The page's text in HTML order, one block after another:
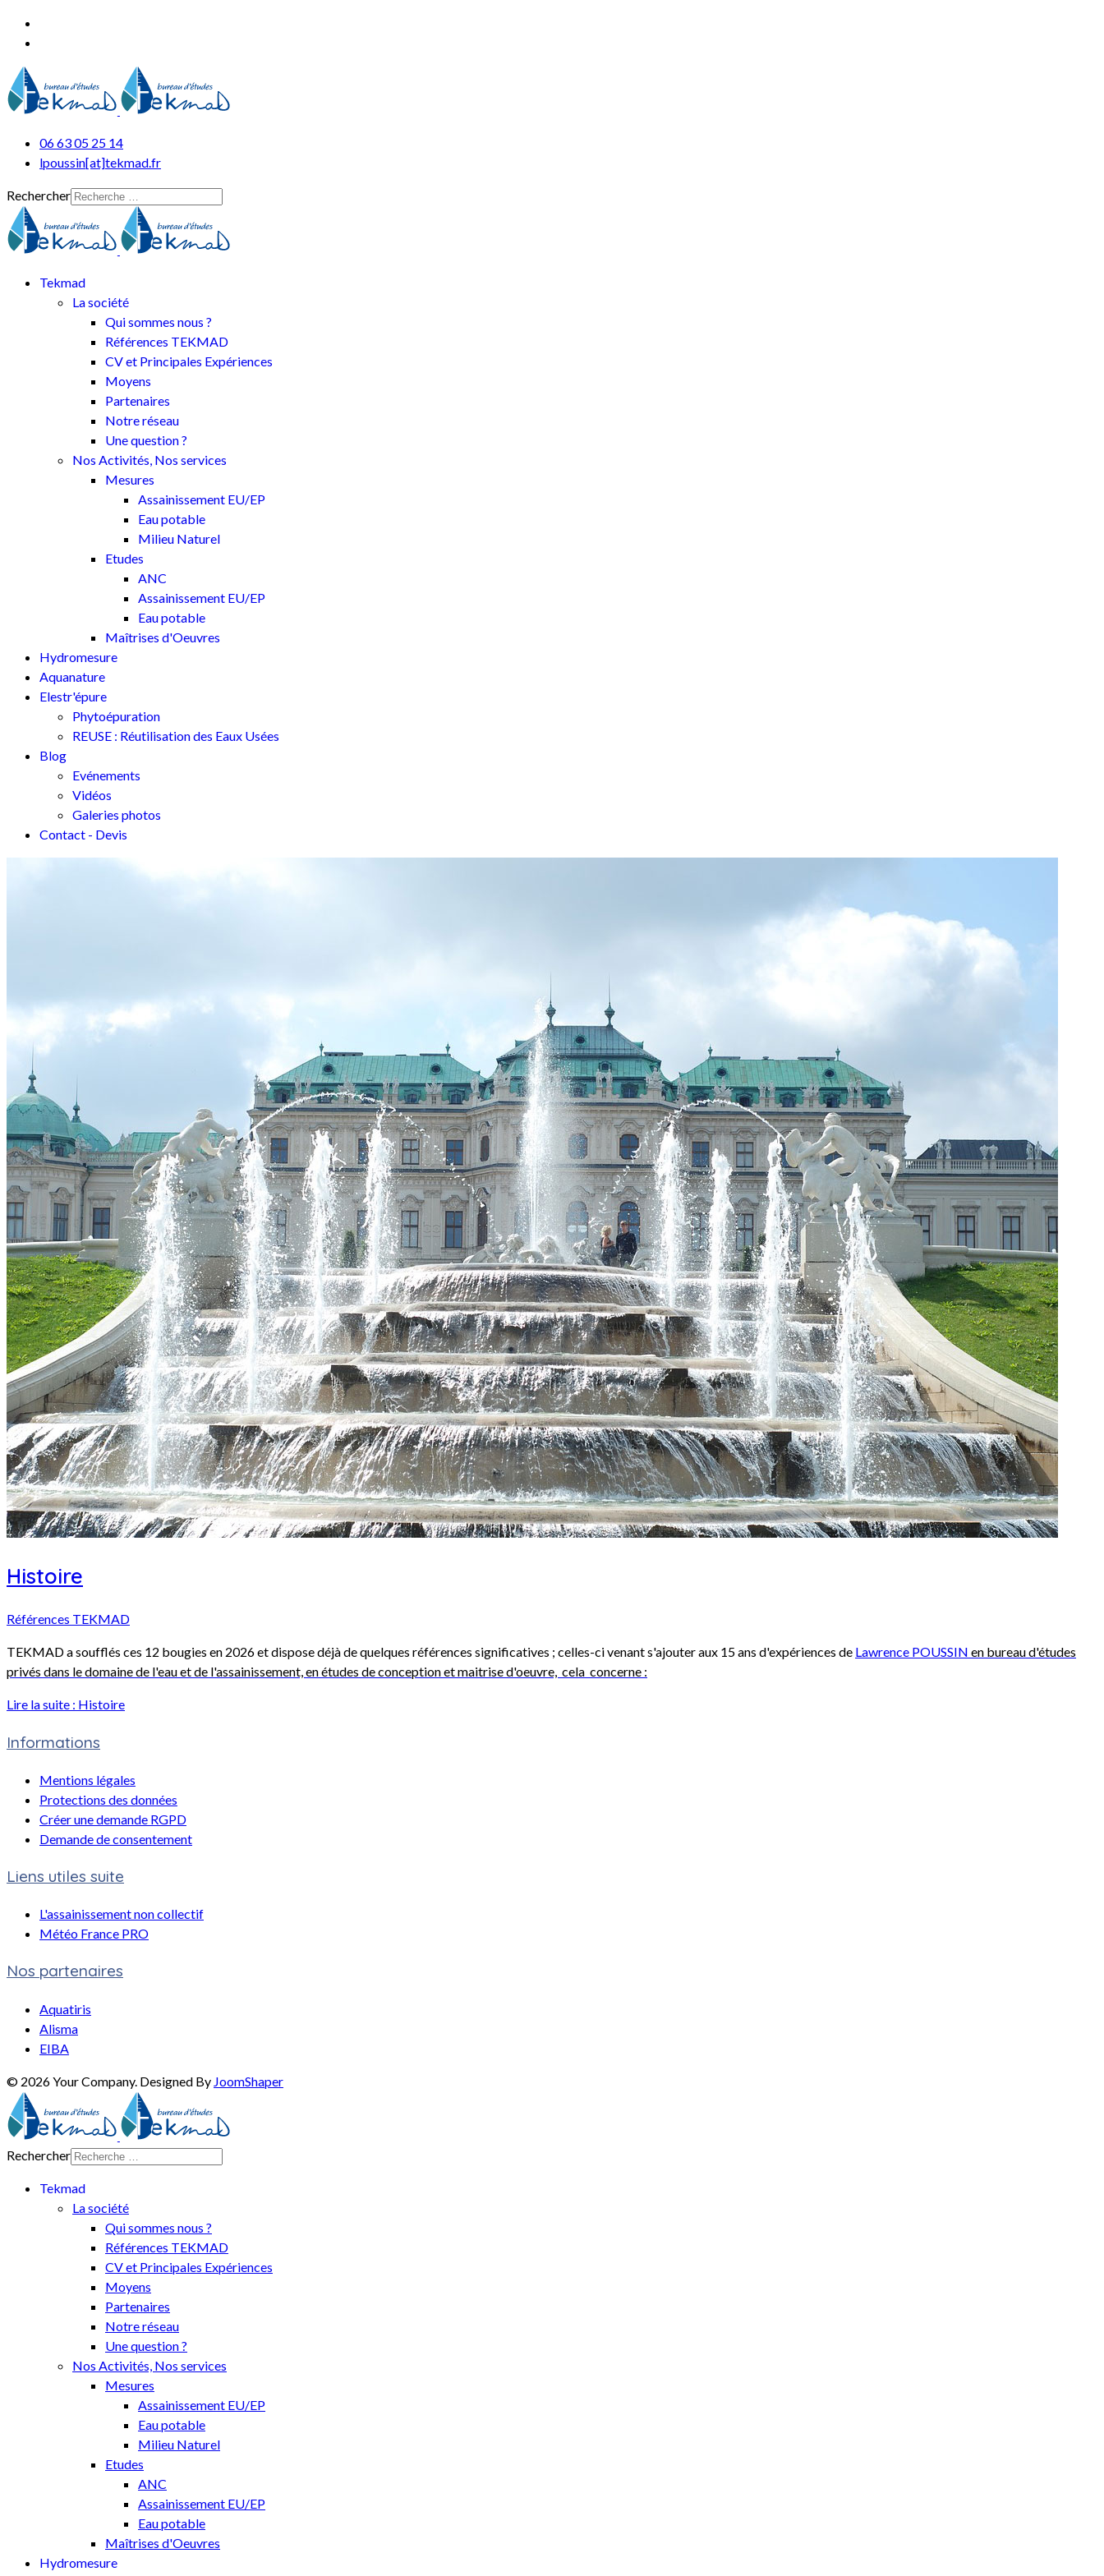
06 63 05 25 14
lpoussin[at]tekmad.fr
Rechercher
Tekmad
La société
Qui sommes nous ?
Références TEKMAD
CV et Principales Expériences
Moyens
Partenaires
Notre réseau
Une question ?
Nos Activités, Nos services
Mesures
Assainissement EU/EP
Eau potable
Milieu Naturel
Etudes
ANC
Assainissement EU/EP
Eau potable
Maîtrises d'Oeuvres
Hydromesure
Aquanature
Elestr'épure
Phytoépuration
REUSE : Réutilisation des Eaux Usées
Blog
Evénements
Vidéos
Galeries photos
Contact - Devis
Histoire
Références TEKMAD
TEKMAD a soufflés ces 12 bougies en 2026 et dispose déjà de quelques références significatives ; celles-ci venant s'ajouter aux 15 ans d'expériences de Lawrence POUSSIN en bureau d'études
privés dans le domaine de l'eau et de l'assainissement, en études de conception et maitrise d'oeuvre, cela concerne :
Lire la suite : Histoire
Informations
Mentions légales
Protections des données
Créer une demande RGPD
Demande de consentement
Liens utiles suite
L'assainissement non collectif
Météo France PRO
Nos partenaires
Aquatiris
Alisma
EIBA
© 2026 Your Company. Designed By JoomShaper
Rechercher
Tekmad
La société
Qui sommes nous ?
Références TEKMAD
CV et Principales Expériences
Moyens
Partenaires
Notre réseau
Une question ?
Nos Activités, Nos services
Mesures
Assainissement EU/EP
Eau potable
Milieu Naturel
Etudes
ANC
Assainissement EU/EP
Eau potable
Maîtrises d'Oeuvres
Hydromesure